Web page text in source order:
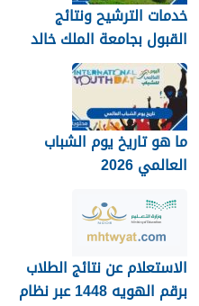
خدمات الترشيح ونتائج
القبول بجامعة الملك خالد
1448
ما هو تاريخ يوم الشباب
العالمي 2026
الاستعلام عن نتائج الطلاب
برقم الهويه 1448 عبر نظام